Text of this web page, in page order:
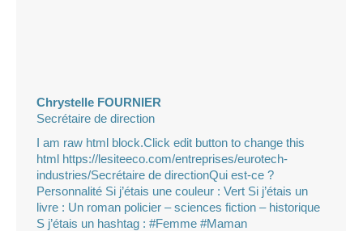
Chrystelle FOURNIER
Secrétaire de direction
I am raw html block.Click edit button to change this
html https://lesiteeco.com/entreprises/eurotech-
industries/Secrétaire de directionQui est-ce ?
Personnalité Si j’étais une couleur : Vert Si j’étais un
livre : Un roman policier – sciences fiction – historique
S j’étais un hashtag : #Femme #Maman